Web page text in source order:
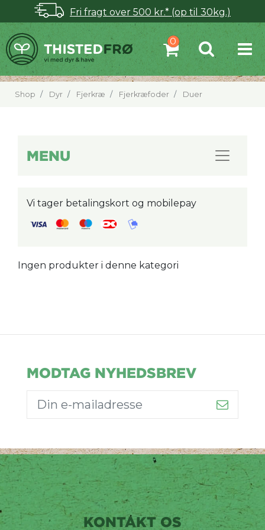
Fri fragt over 500 kr.* (op til 30kg.)
Shop Dyr Fjerkræ Fjerkræfoder Duer
MENU
Vi tager betalingskort og mobilepay
Ingen produkter i denne kategori
MODTAG NYHEDSBREV
KONTAKT OS